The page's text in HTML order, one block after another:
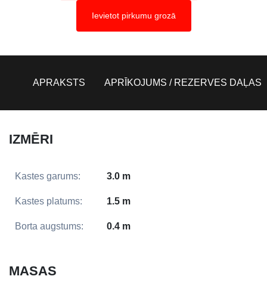
Ievietot pirkumu grozā
APRAKSTS APRĪKOJUMS / REZERVES DAĻAS
IZMĒRI
Kastes garums: 3.0 m
Kastes platums: 1.5 m
Borta augstums: 0.4 m
MASAS